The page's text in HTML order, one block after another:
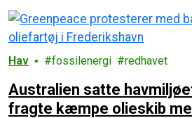
Hav fossilenergi redhavet
Australien satte
fragte kæmpe olieskib